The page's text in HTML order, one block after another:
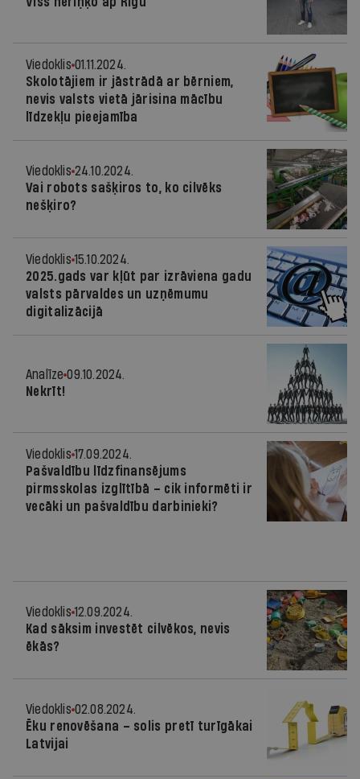
Viedoklis 01.11.2024.
Skolotājiem ir jāstrādā ar bērniem,
nevis valsts vietā jārisina mācību
līdzekļu pieejamība
Viedoklis 24.10.2024.
Vai robots sašķiros to, ko cilvēks
nešķiro?
Viedoklis 15.10.2024.
2025.gads var kļūt par izrāviena gadu
valsts pārvaldes un uzņēmumu
digitalizācijā
Analīze 09.10.2024.
Nekrīt!
Viedoklis 17.09.2024.
Pašvaldību līdzfinansējums
pirmsskolas izglītībā – cik informēti ir
vecāki un pašvaldību darbinieki?
Viedoklis 12.09.2024.
Kad sāksim investēt cilvēkos, nevis
ēkās?
Viedoklis 02.08.2024.
Ēku renovēšana – solis pretī turīgākai
Latvijai